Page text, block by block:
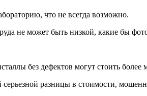
что не всегда возможно.
не может быть низкой, какие бы
без дефектов могут стоить более
серьезной разницы в стоимости,